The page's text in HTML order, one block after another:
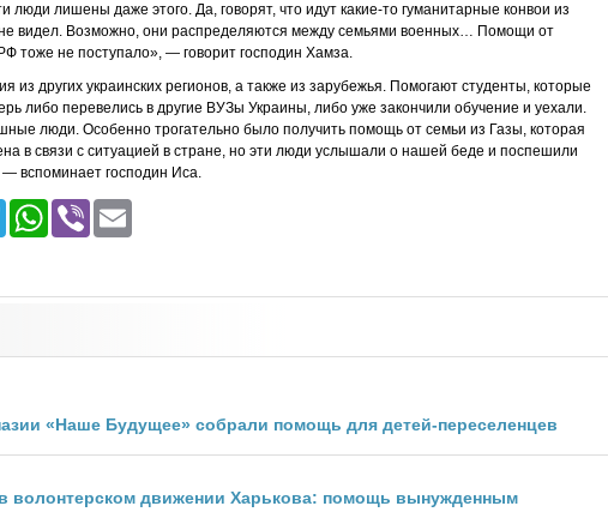
люди лишены даже этого. Да, говорят, что идут какие-то гуманитарные конвои из
видел. Возможно, они распределяются между семьями военных… Помощи от
тоже не поступало», — говорит господин Хамза.
из других украинских регионов, а также из зарубежья. Помогают студенты, которые
либо перевелись в другие ВУЗы Украины, либо уже закончили обучение и уехали.
люди. Особенно трогательно было получить помощь от семьи из Газы, которая
в связи с ситуацией в стране, но эти люди услышали о нашей беде и поспешили
вспоминает господин Иса.
Telegram
WhatsApp
Viber
«Наше Будущее» собрали помощь для детей-переселенцев
волонтерском движении Харькова: помощь вынужденным